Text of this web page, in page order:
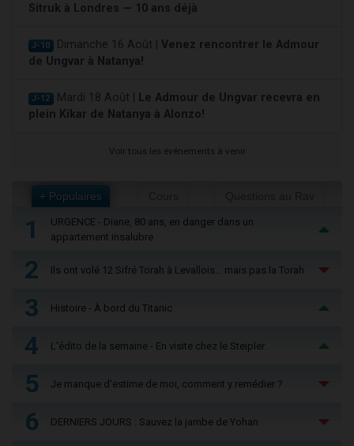
Sitruk à Londres — 10 ans déjà
J-10 Dimanche 16 Août | Venez rencontrer le Admour
de Ungvar à Natanya!
J-12 Mardi 18 Août |
Le Admour de Ungvar recevra en
plein Kikar de Natanya à Alonzo!
Voir tous les événements à venir
+ Populaires
1
URGENCE - Diane, 80 ans, en danger dans un
appartement insalubre
2 Ils ont volé 12 Sifré Torah à Levallois… mais pas la Torah
3 Histoire - À bord du Titanic
4 L'édito de la semaine - En visite chez le Steipler
5 Je manque d'estime de moi, comment y remédier ?
6 DERNIERS JOURS : Sauvez la jambe de Yohan